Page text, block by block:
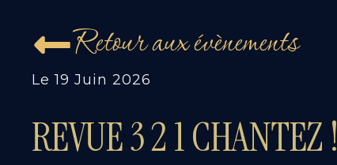
Retour aux évènements
Le19 Juin 2026
REVUE 3 2 1 CHANTEZ !